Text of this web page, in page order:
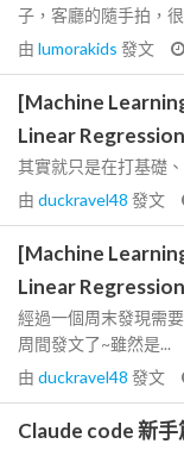
子，客廳的隨手拍，
由 lumorakids 發文
[Machine
Linear
其實就只是在打基礎
由 duckravel48 發文
[Machine
Linear Regression
經過一個周末發現需
周間發文了~雖然是...
由 duckravel48 發文
Claude code 新